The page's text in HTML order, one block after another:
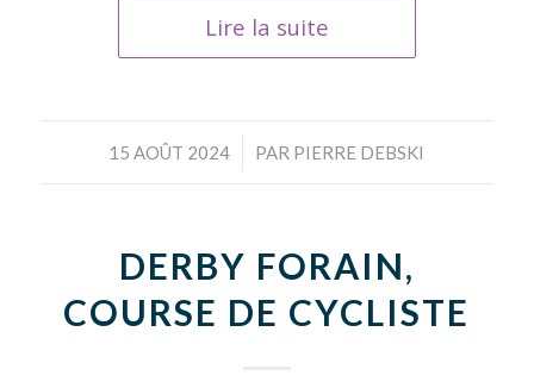
Lire la suite
15 AOÛT 2024
/ PAR PIERRE DEBSKI
DERBY FORAIN,
COURSE DE CYCLISTE